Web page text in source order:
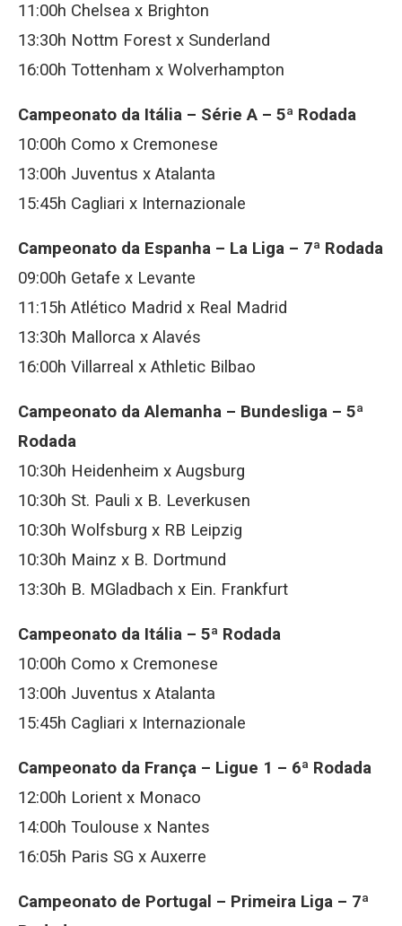
11:00h Chelsea x Brighton
13:30h Nottm Forest x Sunderland
16:00h Tottenham x Wolverhampton
Campeonato da Itália – Série A – 5ª Rodada
10:00h Como x Cremonese
13:00h Juventus x Atalanta
15:45h Cagliari x Internazionale
Campeonato da Espanha – La Liga – 7ª Rodada
09:00h Getafe x Levante
11:15h Atlético Madrid x Real Madrid
13:30h Mallorca x Alavés
16:00h Villarreal x Athletic Bilbao
Campeonato da Alemanha – Bundesliga – 5ª
Rodada
10:30h Heidenheim x Augsburg
10:30h St. Pauli x B. Leverkusen
10:30h Wolfsburg x RB Leipzig
10:30h Mainz x B. Dortmund
13:30h B. MGladbach x Ein. Frankfurt
Campeonato da Itália – 5ª Rodada
10:00h Como x Cremonese
13:00h Juventus x Atalanta
15:45h Cagliari x Internazionale
Campeonato da França – Ligue 1 – 6ª Rodada
12:00h Lorient x Monaco
14:00h Toulouse x Nantes
16:05h Paris SG x Auxerre
Campeonato de Portugal – Primeira Liga – 7ª